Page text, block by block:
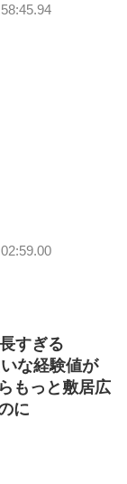
すぎる
な経験値が
もっと敷居広
に